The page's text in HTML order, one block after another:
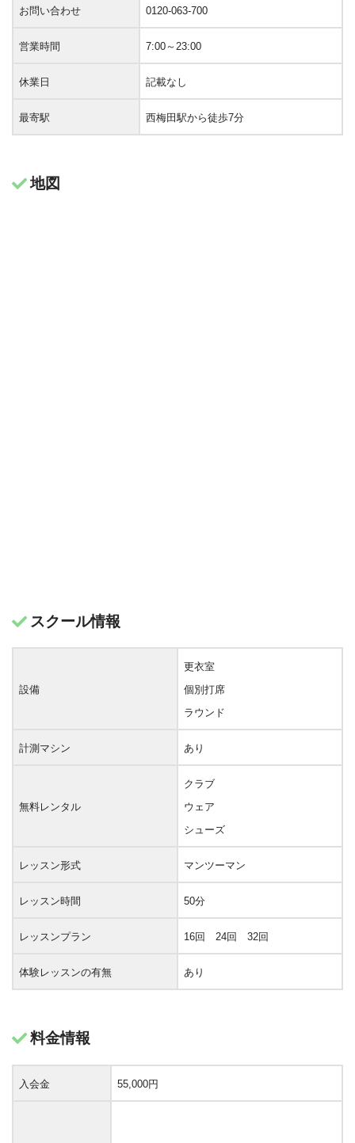
お問い合わせ 0120-063-700
営業時間 7:00～23:00
休業日 記載なし
最寄駅 西梅田駅から徒歩7分
地図
スクール情報
設備
更衣室
個別打席
ラウンド
計測マシン あり
無料レンタル
クラブ
ウェア
シューズ
レッスン形式 マンツーマン
レッスン時間 50分
レッスンプラン 16回 24回 32回
体験レッスンの有無 あり
料金情報
入会金 55,000円